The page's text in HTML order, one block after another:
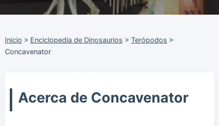
Inicio > Enciclopedia de Dinosaurios > Terópodos >
Concavenator
Acerca de Concavenator